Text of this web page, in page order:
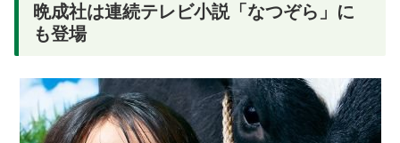
晩成社は連続テレビ小説「なつぞら」に
も登場